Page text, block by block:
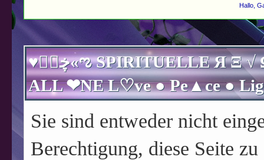
Hallo,
♥ڿڰۣ«ಌ SPIRITUELLE Я Ξ √ Ω L U T ↑ ☼ N - Forum - WE ARE
Sie sind entweder nicht
Berechtigung, diese Seite